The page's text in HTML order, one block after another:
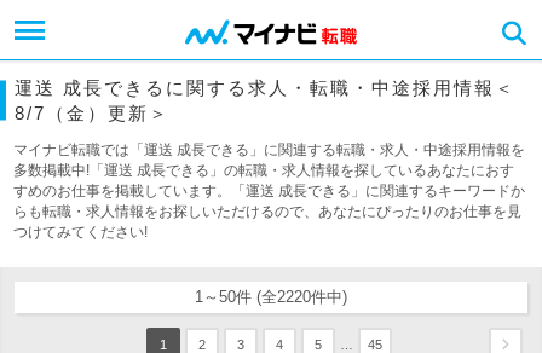
運送 成長できるに関する求人・転職・中途採用情報＜
8/7（金）更新＞
マイナビ転職では「運送 成長できる」に関連する転職・求人・中途採用情報を
多数掲載中!「運送 成長できる」の転職・求人情報を探しているあなたにおす
すめのお仕事を掲載しています。「運送 成長できる」に関連するキーワードか
らも転職・求人情報をお探しいただけるので、あなたにぴったりのお仕事を見
つけてみてください!
1～50件 (全2220件中)
1 2 3 4 5 45